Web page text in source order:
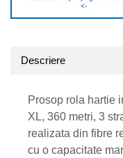
<-
Descriere
Prosop rola hartie
XL, 360 metri, 3
realizata din fibre
cu o capacitate